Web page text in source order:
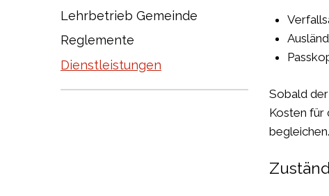
Lehrbetrieb Gemeinde
Reglemente
Dienstleistungen
Sobald
Kosten für
begleichen.